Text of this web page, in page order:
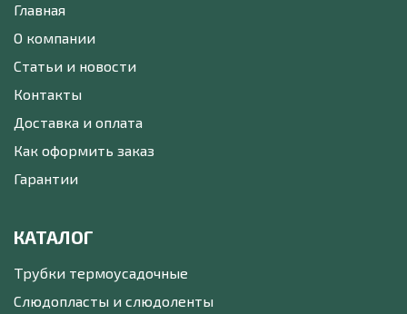
Главная
О компании
Статьи и новости
Контакты
Доставка и оплата
Как оформить заказ
Гарантии
КАТАЛОГ
Трубки термоусадочные
Слюдопласты и слюдоленты